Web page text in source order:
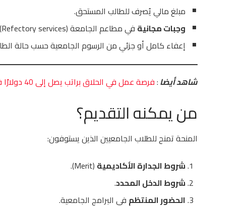
مبلغ مالي يُصرف للطالب المستحق.
وجبات مجانية في مطاعم الجامعة (Refectory services).
إعفاء كامل أو جزئي من الرسوم الجامعية حسب حالة
شاهد أيضا:فرصة عمل في الحلاق براتب يصل إلى 40 دولارًا في الساعة
من يمكنه التقديم؟
المنحة تمنح للطلاب الجامعيين الذين يستوفون:
شروط الجدارة الأكاديمية (Merit).
شروط الدخل المحدد.
الحضور المنتظم في البرامج الجامعية.